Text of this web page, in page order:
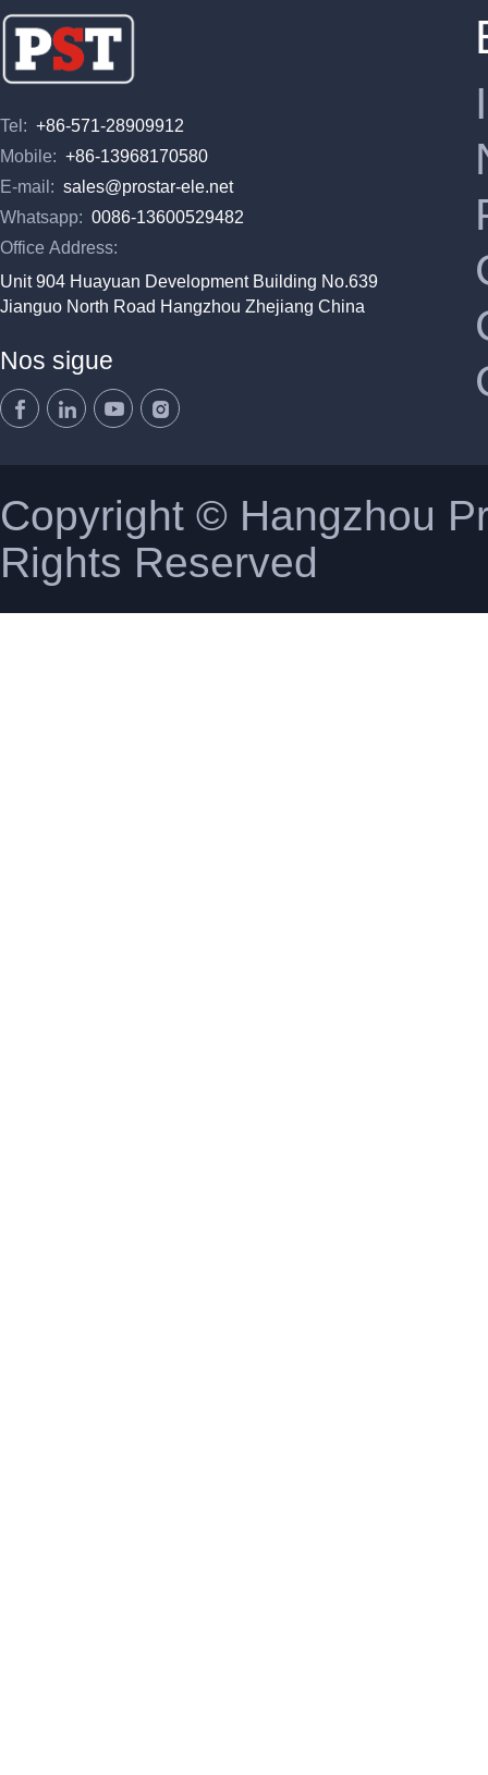
Tel: +86-571-28909912
Mobile: +86-13968170580
E-mail: sales@prostar-ele.net
Whatsapp: 0086-13600529482
Office Address:
Unit 904 Huayuan Development Building No.639
Jianguo North Road Hangzhou Zhejiang China
Nos sigue
Copyright © Hangzhou
Rights Reserved